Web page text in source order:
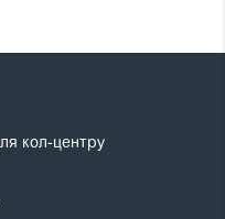
кол-центру